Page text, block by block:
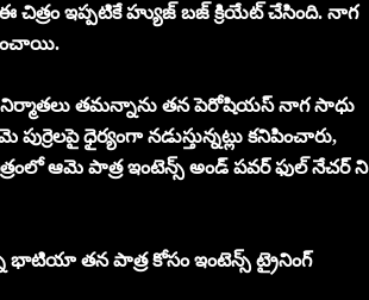
చిత్రం ఇప్పటికే హ్యుజ్ బజ్ క్రియేట్ చేసింది. నాగ
నిర్మాతలు తమన్నాను తన పెరోషియస్ నాగ సాధు
ధైర్యంగా నడుస్తున్నట్లు కనిపించారు,
ఆమె పాత్ర ఇంటెన్స్ అండ్ పవర్ ఫుల్ నేచర్ ని
భాటియా తన పాత్ర కోసం ఇంటెన్స్ ట్రైనింగ్